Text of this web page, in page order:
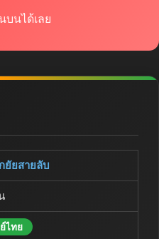
บนได้เลย
ยัยสายลับ
ไทย